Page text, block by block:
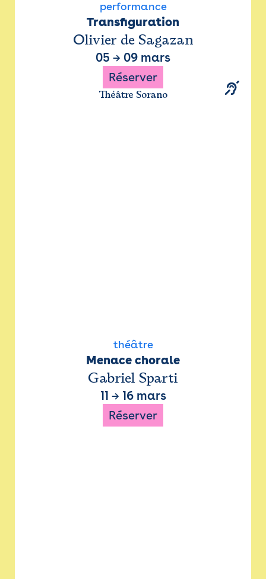
performance
Transfiguration
Olivier de Sagazan
05 → 09 mars
Réserver
Théâtre Sorano
théâtre
Menace chorale
Gabriel Sparti
11 → 16 mars
Réserver